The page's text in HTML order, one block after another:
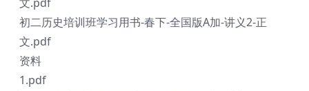
初二历史培训班学习用书-春下-全国版A加-讲义2-正
文.pdf
资料
1.pdf